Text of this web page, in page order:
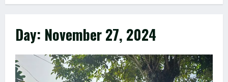
Day: November 27, 2024